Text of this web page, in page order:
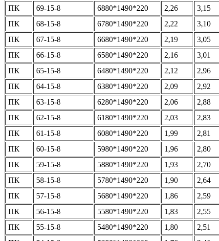
ПК
69-15-8 6880*1490*220 2,26
3,15
ПК
68-15-8 6780*1490*220 2,22
3,10
ПК
67-15-8 6680*1490*220 2,19
3,05
ПК
66-15-8 6580*1490*220 2,16
3,01
ПК
65-15-8 6480*1490*220 2,12
2,96
ПК
64-15-8 6380*1490*220 2,09
2,92
ПК
63-15-8 6280*1490*220 2,06
2,88
ПК
62-15-8 6180*1490*220 2,03
2,83
ПК
61-15-8 6080*1490*220 1,99
2,81
ПК
60-15-8 5980*1490*220 1,96
2,80
ПК
59-15-8 5880*1490*220 1,93
2,70
ПК
58-15-8 5780*1490*220 1,90
2,64
ПК
57-15-8 5680*1490*220 1,86
2,59
ПК
56-15-8 5580*1490*220 1,83
2,55
ПК
55-15-8 5480*1490*220 1,80
2,51